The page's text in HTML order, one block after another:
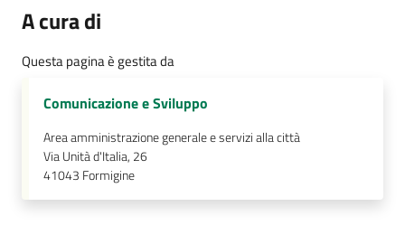
A cura di
Questa pagina è gestita da
Comunicazione e Sviluppo
Area amministrazione generale e servizi alla città
Via Unità d'Italia, 26
41043 Formigine